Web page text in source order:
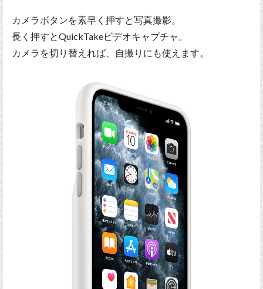
カメラボタンを素早く押すと写真撮影。
長く押すとQuickTakeビデオキャプチャ。
カメラを切り替えれば、自撮りにも使えます。